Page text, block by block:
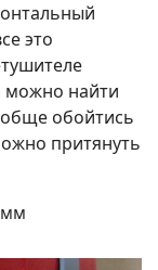
это
можно найти
обойтись
притянуть